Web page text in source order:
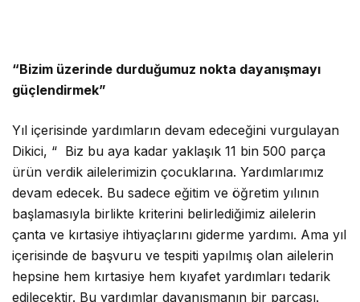
“Bizim üzerinde durduğumuz nokta dayanışmayı
güçlendirmek”
Yıl içerisinde yardımların devam edeceğini vurgulayan
Dikici, “ Biz bu aya kadar yaklaşık 11 bin 500 parça
ürün verdik ailelerimizin çocuklarına. Yardımlarımız
devam edecek. Bu sadece eğitim ve öğretim yılının
başlamasıyla birlikte kriterini belirlediğimiz ailelerin
çanta ve kırtasiye ihtiyaçlarını giderme yardımı. Ama yıl
içerisinde de başvuru ve tespiti yapılmış olan ailelerin
hepsine hem kırtasiye hem kıyafet yardımları tedarik
edilecektir. Bu yardımlar dayanışmanın bir parçası.